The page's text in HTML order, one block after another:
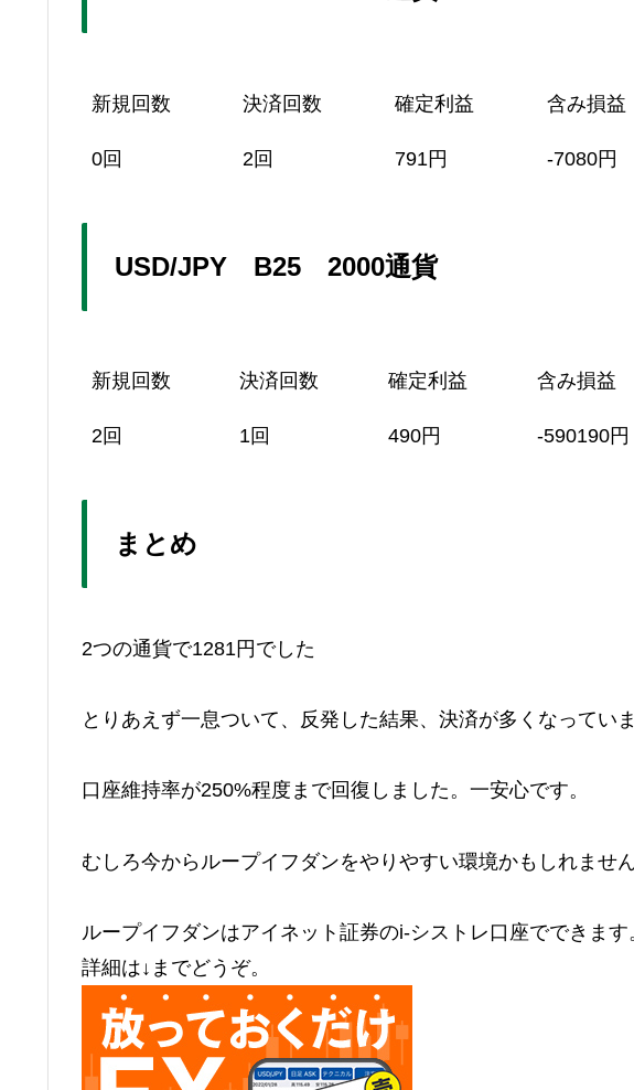
新規回数 決済回数 確定利益 含み損益
0回 2回 791円 -7080円
USD/JPY B25 2000通貨
新規回数 決済回数 確定利益 含み損益
2回 1回 490円 -590190円
まとめ
2つの通貨で1281円でした
とりあえず一息ついて、反発した結果、決済が多くなっていま
口座維持率が250%程度まで回復しました。一安心です。
むしろ今からループイフダンをやりやすい環境かもしれません
ループイフダンはアイネット証券のi-シストレ口座でできます
詳細は↓までどうぞ。